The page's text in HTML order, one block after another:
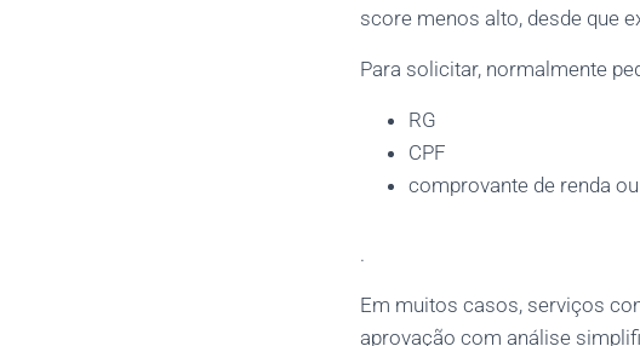
score menos alto, desde que
Para solicitar, normalmente
RG
CPF
comprovante de renda
.
Em muitos casos, serviços
aprovação com análise